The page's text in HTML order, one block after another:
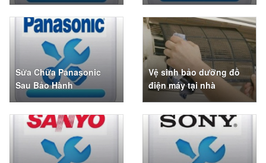
Sửa Chữa Panasonic
Sau Bảo Hành
Vệ sinh bảo dưỡng đồ
điện máy tại nhà